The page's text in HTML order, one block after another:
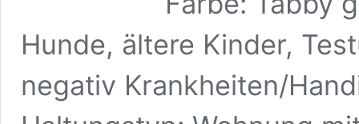
Hunde, ältere Kinder,
negativ Krankheiten/